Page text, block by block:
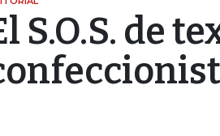
S.O.S. de